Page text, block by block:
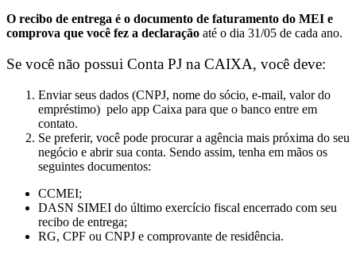
O recibo de entrega é o documento de faturamento do MEI e
comprova que você fez a declaração até o dia 31/05 de cada ano.
Se você não possui Conta PJ na CAIXA, você deve:
Enviar seus dados (CNPJ, nome do sócio, e-mail, valor do
empréstimo) pelo app Caixa para que o banco entre em
contato.
Se preferir, você pode procurar a agência mais próxima do seu
negócio e abrir sua conta. Sendo assim, tenha em mãos os
seguintes documentos:
CCMEI;
DASN SIMEI do último exercício fiscal encerrado com seu
recibo de entrega;
RG, CPF ou CNPJ e comprovante de residência.